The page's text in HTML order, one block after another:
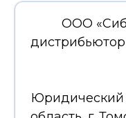
от
© ООО "СибМК"
владельца